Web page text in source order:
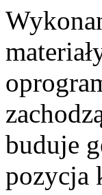
buduje
pozycja